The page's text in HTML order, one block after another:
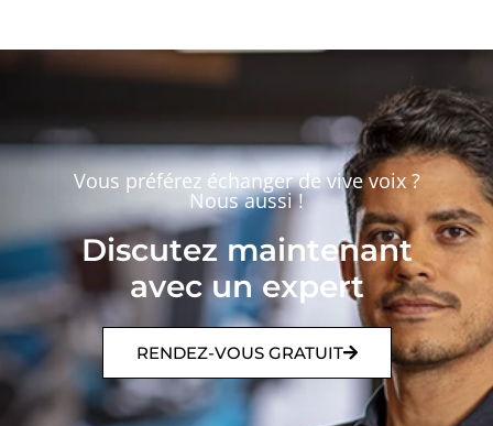
Vous préférez échanger de vive voix ?
Nous aussi !
Discutez maintenant
avec un expert
RENDEZ-VOUS GRATUIT